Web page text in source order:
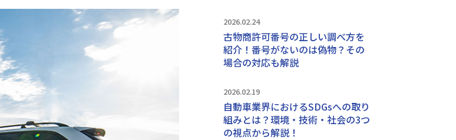
2026.02.24
古物商許可番号の正しい調べ方を
紹介！番号がないのは偽物？その
場合の対応も解説
2026.02.19
自動車業界におけるSDGsへの取り
組みとは？環境・技術・社会の3つ
の視点から解説！